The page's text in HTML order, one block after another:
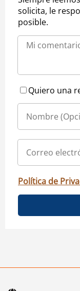
solicita, le
posible.
Quiero una
Política de